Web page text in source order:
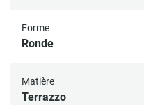
Forme
Ronde
Matière
Terrazzo